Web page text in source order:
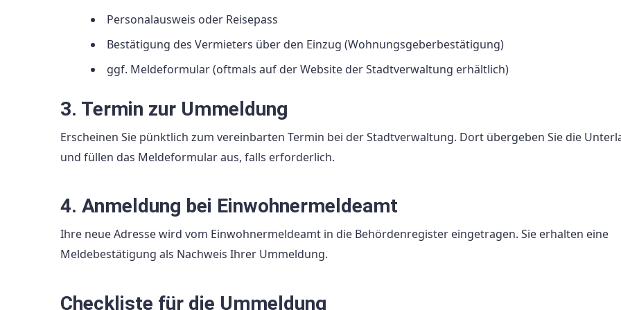
Personalausweis oder Reisepass
Bestätigung des Vermieters über den Einzug (Wohnungsgeberbestätigung)
ggf. Meldeformular (oftmals auf der Website der Stadtverwaltung erhältlich)
3. Termin zur Ummeldung
Erscheinen Sie pünktlich zum vereinbarten Termin bei der Stadtverwaltung. Dort übergeben Sie die
und füllen das Meldeformular aus, falls erforderlich.
4. Anmeldung bei Einwohnermeldeamt
Ihre neue Adresse wird vom Einwohnermeldeamt in die Behördenregister eingetragen. Sie erhalten eine
Meldebestätigung als Nachweis Ihrer Ummeldung.
Checkliste für die Ummeldung